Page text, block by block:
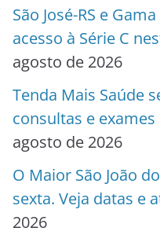
São José-RS e
acesso à Série C
agosto de 2026
Tenda Mais Saúde
consultas e
agosto de 2026
O Maior São João
sexta. Veja datas e
2026